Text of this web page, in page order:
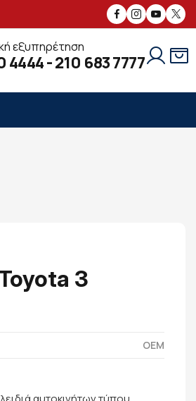
ΣΥΝΑΛΛΑΓΕΣ
εξυπηρέτηση
4444-210 683 7777
3
OEM